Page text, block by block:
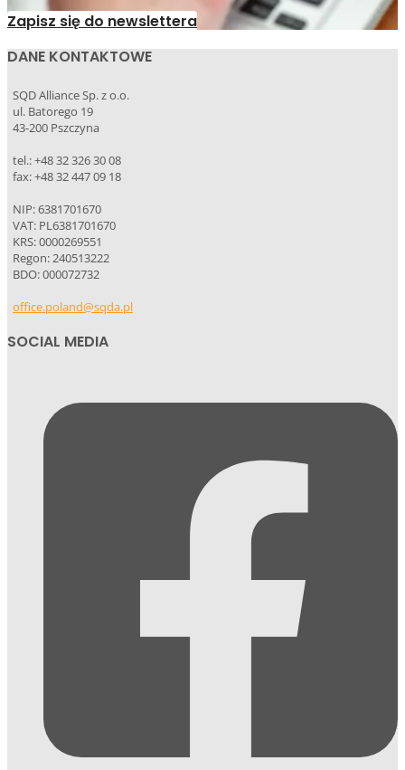
Zapisz się do newslettera
DANE KONTAKTOWE
SQD Alliance Sp. z o.o.
ul. Batorego 19
43-200 Pszczyna
tel.: +48 32 326 30 08
fax: +48 32 447 09 18
NIP: 6381701670
VAT: PL6381701670
KRS: 0000269551
Regon: 240513222
BDO: 000072732
office.poland@sqda.pl
SOCIAL MEDIA